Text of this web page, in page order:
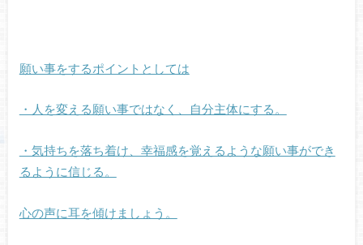
願い事をするポイントとしては
・人を変える願い事ではなく、自分主体にする。
・気持ちを落ち着け、幸福感を覚えるような願い事ができ
るように信じる。
心の声に耳を傾けましょう。